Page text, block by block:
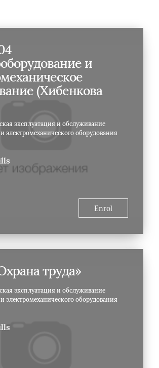
и
(Хибенкова
эксплуатация и обслуживание
электромеханического оборудования
Enrol
труда»
эксплуатация и обслуживание
электромеханического оборудования